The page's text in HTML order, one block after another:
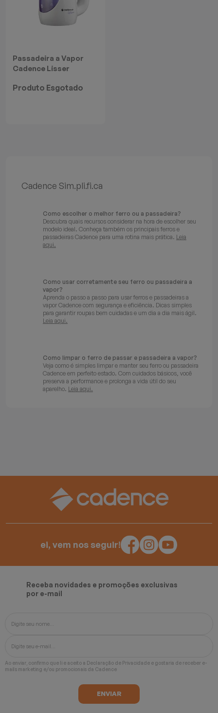
Passadeira a Vapor
Cadence Lisser
Produto Esgotado
Cadence Sim.pli.fi.ca
Como escolher o melhor ferro ou a passadeira?
Descubra quais recursos considerar na hora de escolher seu
modelo ideal. Conheça também os principais ferros e
passadeiras Cadence para uma rotina mais prática. Leia
aqui.
Como usar corretamente seu ferro ou passadeira a
vapor?
Aprenda o passo a passo para usar ferros e passadeiras a
vapor Cadence com segurança e eficiência. Dicas simples
para garantir roupas bem cuidadas e um dia a dia mais ágil.
Leia aqui.
Como limpar o ferro de passar e passadeira a vapor?
Veja como é simples limpar e manter seu ferro ou passadeira
Cadence em perfeito estado. Com cuidados básicos, você
preserva a performance e prolonga a vida útil do seu
aparelho. Leia aqui.
ei, vem nos seguir!
Receba novidades e promoções exclusivas
por e-mail
Ao enviar, confirmo que li e aceito a Declaração de Privacidade e gostaria de receber e-
mails marketing e/ou promocionais da Cadence